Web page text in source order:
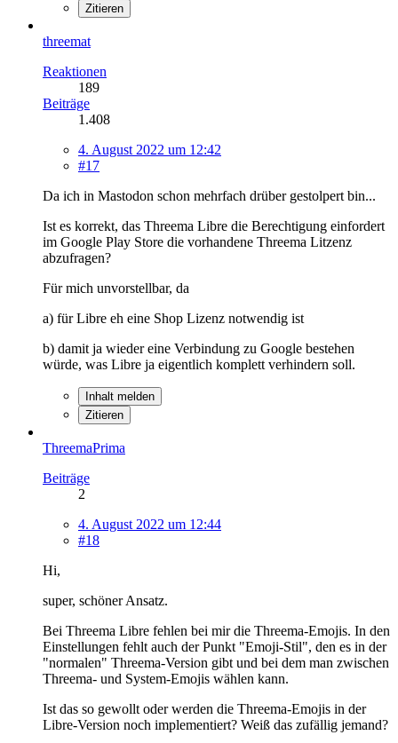
Zitieren
threemat
Reaktionen
189
Beiträge
1.408
4. August 2022 um 12:42
#17
Da ich in Mastodon schon mehrfach drüber gestolpert bin...
Ist es korrekt, das Threema Libre die Berechtigung einfordert
im Google Play Store die vorhandene Threema Litzenz
abzufragen?
Für mich unvorstellbar, da
a) für Libre eh eine Shop Lizenz notwendig ist
b) damit ja wieder eine Verbindung zu Google bestehen
würde, was Libre ja eigentlich komplett verhindern soll.
Inhalt melden
Zitieren
ThreemaPrima
Beiträge
2
4. August 2022 um 12:44
#18
Hi,
super, schöner Ansatz.
Bei Threema Libre fehlen bei mir die Threema-Emojis. In den
Einstellungen fehlt auch der Punkt "Emoji-Stil", den es in der
"normalen" Threema-Version gibt und bei dem man zwischen
Threema- und System-Emojis wählen kann.
Ist das so gewollt oder werden die Threema-Emojis in der
Libre-Version noch implementiert? Weiß das zufällig jemand?